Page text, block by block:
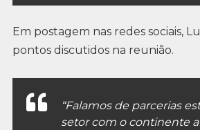
Em postagem nas redes sociais,
pontos discutidos na reunião.
“Falamos de parcerias
setor com o continente